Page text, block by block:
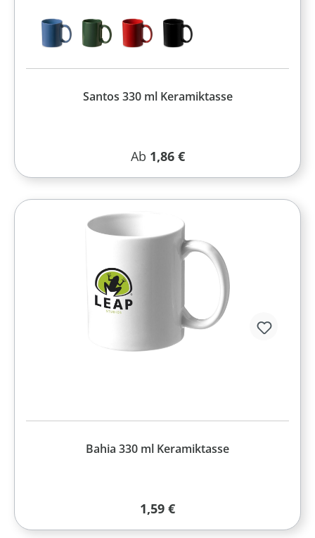
Santos 330 ml Keramiktasse
Regulärer Preis:
Ab 1,86 €
Bahia 330 ml Keramiktasse
Regulärer Preis:
1,59 €